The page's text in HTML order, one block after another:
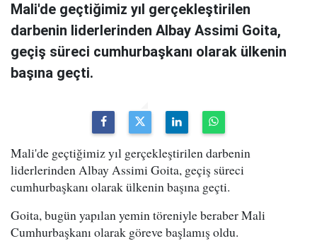
Mali'de geçtiğimiz yıl gerçekleştirilen
darbenin liderlerinden Albay Assimi Goita,
geçiş süreci cumhurbaşkanı olarak ülkenin
başına geçti.
Mali'de geçtiğimiz yıl gerçekleştirilen darbenin
liderlerinden Albay Assimi Goita, geçiş süreci
cumhurbaşkanı olarak ülkenin başına geçti.
Goita, bugün yapılan yemin töreniyle beraber Mali
Cumhurbaşkanı olarak göreve başlamış oldu.